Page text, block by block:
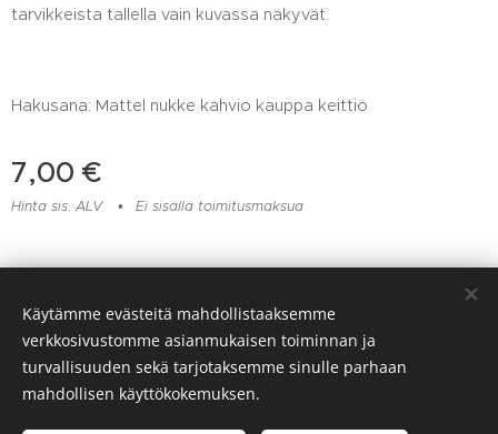
tarvikkeista tallella vain kuvassa näkyvät.
Hakusana: Mattel nukke kahvio kauppa keittiö
7,00 €
Hinta sis. ALV Ei sisällä toimitusmaksua
Lelu- ja muovikorjaamo Huomentamuovi, Viitaankulmantie 373,
Ylöjärvi, 045 217 6604
Evästeet
Käytämme evästeitä mahdollistaaksemme
verkkosivustomme asianmukaisen toiminnan ja
turvallisuuden sekä tarjotaksemme sinulle parhaan
mahdollisen käyttökokemuksen.